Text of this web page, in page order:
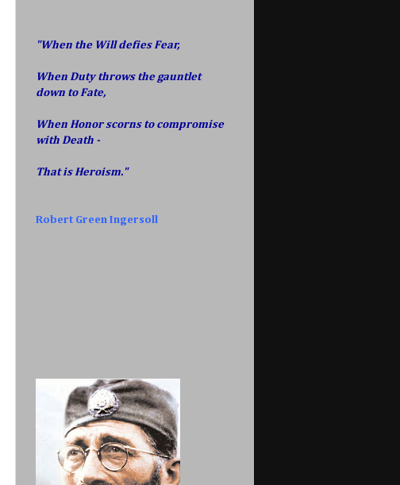
"When the Will defies Fear,
When Duty throws the gauntlet
down to Fate,
When Honor scorns to compromise
with Death -
That is Heroism."
Robert Green Ingersoll